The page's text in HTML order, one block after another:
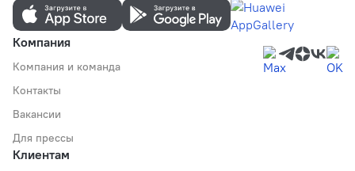
Компания
Компания и команда
Контакты
Вакансии
Для прессы
Клиентам